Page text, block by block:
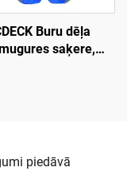
Buru dēļa
saķere,
piedāvā